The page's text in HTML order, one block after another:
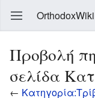
OrthodoxWiki
Προβολή
σελίδα
←